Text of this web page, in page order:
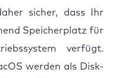
sicher, dass Ihr
Speicherplatz für
verfügt.
werden als Disk-